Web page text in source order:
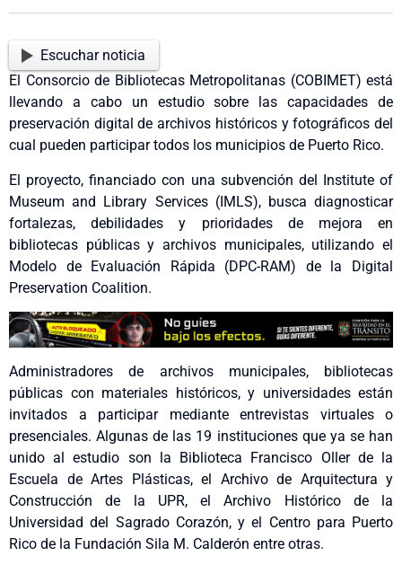
Escuchar noticia
El Consorcio de Bibliotecas Metropolitanas (COBIMET) está
llevando a cabo un estudio sobre las capacidades de
preservación digital de archivos históricos y fotográficos del
cual pueden participar todos los municipios de Puerto Rico.
El proyecto, financiado con una subvención del Institute of
Museum and Library Services (IMLS), busca diagnosticar
fortalezas, debilidades y prioridades de mejora en
bibliotecas públicas y archivos municipales, utilizando el
Modelo de Evaluación Rápida (DPC-RAM) de la Digital
Preservation Coalition.
Administradores de archivos municipales, bibliotecas
públicas con materiales históricos, y universidades están
invitados a participar mediante entrevistas virtuales o
presenciales. Algunas de las 19 instituciones que ya se han
unido al estudio son la Biblioteca Francisco Oller de la
Escuela de Artes Plásticas, el Archivo de Arquitectura y
Construcción de la UPR, el Archivo Histórico de la
Universidad del Sagrado Corazón, y el Centro para Puerto
Rico de la Fundación Sila M. Calderón entre otras.